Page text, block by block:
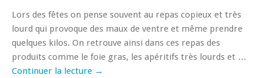
Lors des fêtes on pense souvent au repas copieux et très
lourd qui provoque des maux de ventre et même prendre
quelques kilos. On retrouve ainsi dans ces repas des
produits comme le foie gras, les apéritifs très lourds et …
Continuer la lecture →